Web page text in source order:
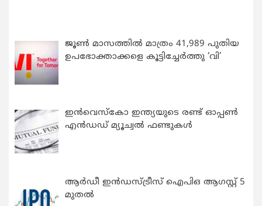
ജൂൺ മാസത്തിൽ മാത്രം 41,989 പുതിയ
ഉപഭോക്താക്കളെ കൂട്ടിച്ചേർത്തു ‘വി’
ഇന്‍വെസ്കോ ഇന്ത്യയുടെ രണ്ട് ഓപ്പണ്‍
എന്‍ഡഡ് മ്യൂച്വല്‍ ഫണ്ടുകള്‍
ആർഡീ ഇൻഡസ്ട്രീസ് ഐപിഒ ആഗസ്റ്റ് 5
മുതൽ